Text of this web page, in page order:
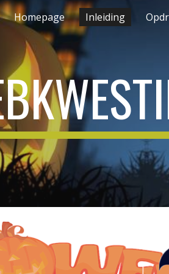
Skip to main content
Homepage Inleiding